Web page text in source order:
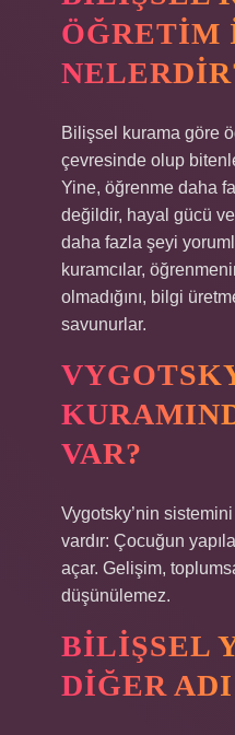
Bilişsel kurama göre
çevresinde olup
Yine, öğrenme daha
değildir, hayal gücü ve
daha fazla şeyi
kuramcılar,
olmadığını, bilgi
savunurlar.
VAR?
Vygotsky’nin
vardır: Çocuğun
açar. Gelişim,
düşünülemez.
BILIŞSEL
DIĞER